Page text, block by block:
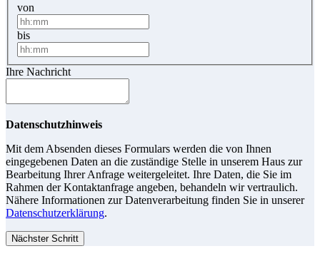
von
bis
Ihre Nachricht
Datenschutzhinweis
Mit dem Absenden dieses Formulars werden die von Ihnen
eingegebenen Daten an die zuständige Stelle in unserem Haus zur
Bearbeitung Ihrer Anfrage weitergeleitet. Ihre Daten, die Sie im
Rahmen der Kontaktanfrage angeben, behandeln wir vertraulich.
Nähere Informationen zur Datenverarbeitung finden Sie in unserer
Datenschutzerklärung.
Nächster Schritt